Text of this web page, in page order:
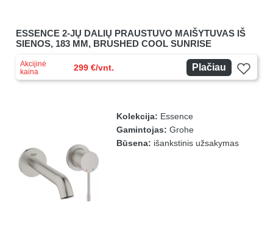
ESSENCE 2-JŲ DALIŲ PRAUSTUVO MAIŠYTUVAS IŠ
SIENOS, 183 MM, BRUSHED COOL SUNRISE
Akcijinė
kaina
299 €/vnt. Plačiau
Kolekcija: Essence
Gamintojas: Grohe
Būsena: išankstinis užsakymas